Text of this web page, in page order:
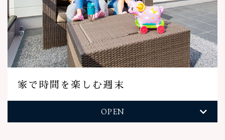
家で時間を楽しむ週末
OPEN